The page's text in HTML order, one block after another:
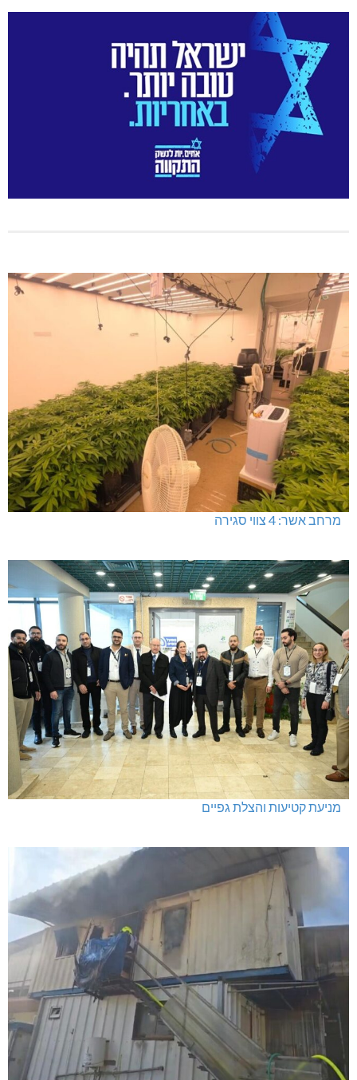
מרחב אשר: 4 צווי סגירה
מניעת קטיעות והצלת גפיים